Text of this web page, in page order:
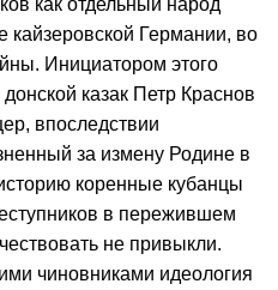
как отдельный народ
Германии, во
Инициатором этого
казак Петр Краснов
впоследствии
за измену Родине в
коренные кубанцы
в пережившем
не привыкли.
чиновниками идеология